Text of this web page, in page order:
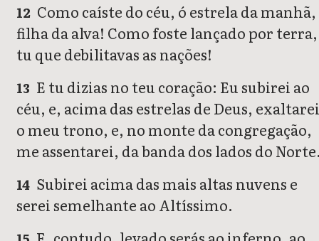
12 Como caíste do céu, ó estrela da manhã,
filha da alva! Como foste lançado por terra,
tu que debilitavas as nações!
13 E tu dizias no teu coração: Eu subirei ao
céu, e, acima das estrelas de Deus, exaltarei
o meu trono, e, no monte da congregação,
me assentarei, da banda dos lados do
14 Subirei acima das mais altas nuvens e
serei semelhante ao Altíssimo.